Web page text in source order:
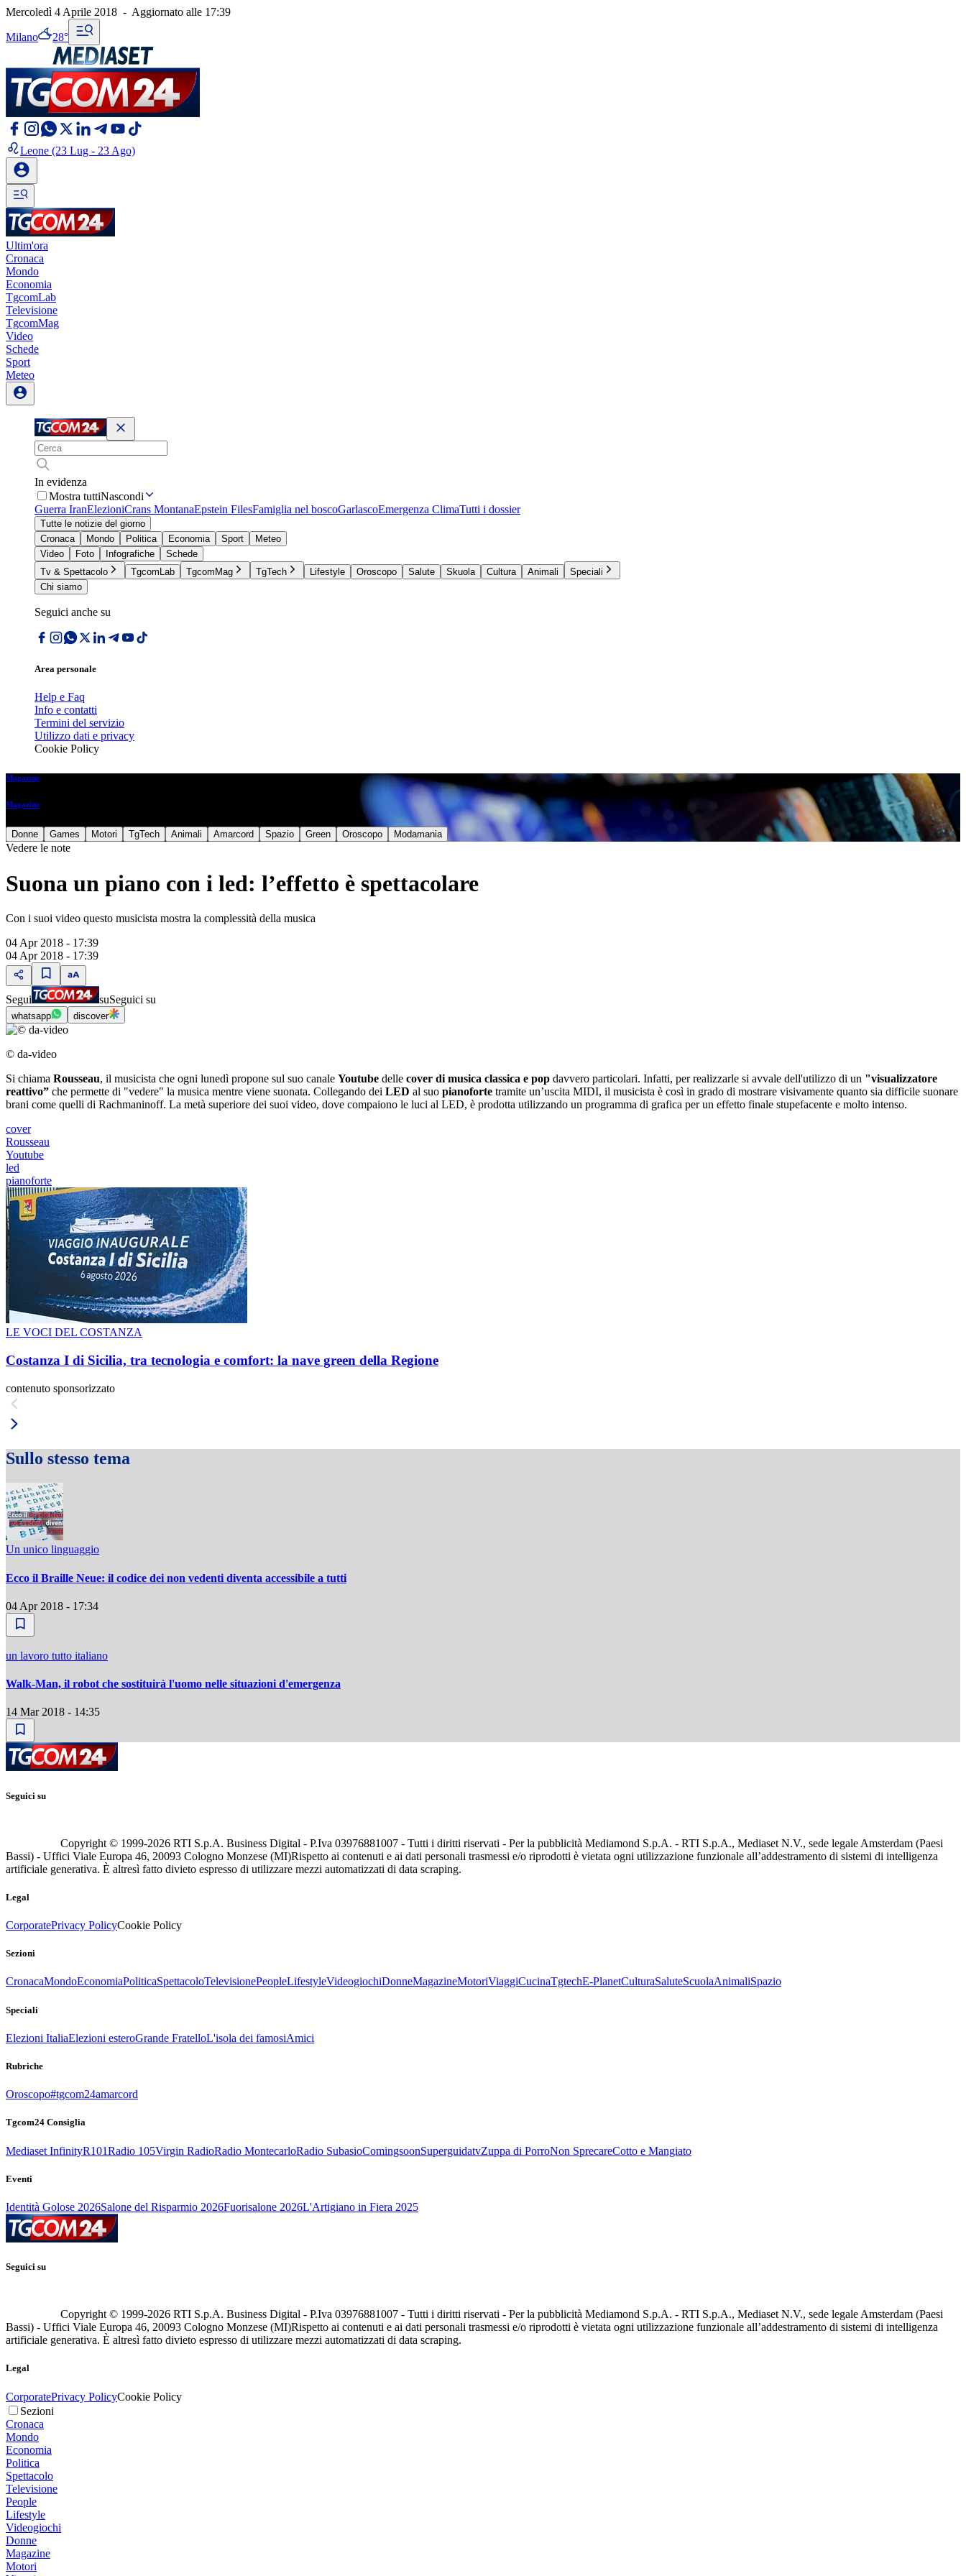
Mercoledì 4 Aprile 2018 - Aggiornato alle 17:39
Milano 28°
Leone (23 Lug - 23 Ago)
Ultim'ora
Cronaca
Mondo
Economia
TgcomLab
Televisione
TgcomMag
Video
Schede
Sport
Meteo
In evidenza
Mostra tuttiNascondi
Guerra IranElezioniCrans MontanaEpstein FilesFamiglia nel boscoGarlascoEmergenza ClimaTutti i dossier
Tutte le notizie del giorno
Cronaca
Mondo Politica Economia Sport
Meteo
Video
Foto Infografiche
Schede
Tv & Spettacolo
TgcomLab TgcomMag TgTech Lifestyle Oroscopo Salute Skuola Cultura Animali
Speciali
Chi siamo
Seguici anche su
Area personale
Help e Faq
Info e contatti
Termini del servizio
Utilizzo dati e privacy
Cookie Policy
Magazine
Magazine
Donne Games Motori TgTech Animali Amarcord Spazio Green Oroscopo Modamania
Vedere le note
Suona un piano con i led: l’effetto è spettacolare
Con i suoi video questo musicista mostra la complessità della musica
04 Apr 2018 - 17:39
04 Apr 2018 - 17:39
Segui suSeguici su
whatsapp discover
© da-video
Si chiama Rousseau, il musicista che ogni lunedì propone sul suo canale Youtube delle cover di musica classica e pop davvero particolari. Infatti, per realizzarle si avvale dell'utilizzo di un "visualizzatore
reattivo” che permette di "vedere" la musica mentre viene suonata. Collegando dei LED al suo pianoforte tramite un’uscita MIDI, il musicista è così in grado di mostrare visivamente quanto sia difficile suonare
brani come quelli di Rachmaninoff. La metà superiore dei suoi video, dove compaiono le luci al LED, è prodotta utilizzando un programma di grafica per un effetto finale stupefacente e molto intenso.
cover
Rousseau
Youtube
led
pianoforte
LE VOCI DEL COSTANZA
Costanza I di Sicilia, tra tecnologia e comfort: la nave green della Regione
contenuto sponsorizzato
Sullo stesso tema
Un unico linguaggio
Ecco il Braille Neue: il codice dei non vedenti diventa accessibile a tutti
04 Apr 2018 - 17:34
un lavoro tutto italiano
Walk-Man, il robot che sostituirà l'uomo nelle situazioni d'emergenza
14 Mar 2018 - 14:35
Seguici su
Copyright © 1999-2026 RTI S.p.A. Business Digital - P.Iva 03976881007 - Tutti i diritti riservati - Per la pubblicità Mediamond S.p.A. - RTI S.p.A., Mediaset N.V., sede legale Amsterdam (Paesi
Bassi) - Uffici Viale Europa 46, 20093 Cologno Monzese (MI)Rispetto ai contenuti e ai dati personali trasmessi e/o riprodotti è vietata ogni utilizzazione funzionale all’addestramento di sistemi di intelligenza
artificiale generativa. È altresì fatto divieto espresso di utilizzare mezzi automatizzati di data scraping.
Legal
CorporatePrivacy PolicyCookie Policy
Sezioni
CronacaMondoEconomiaPoliticaSpettacoloTelevisionePeopleLifestyleVideogiochiDonneMagazineMotoriViaggiCucinaTgtechE-PlanetCulturaSaluteScuolaAnimaliSpazio
Speciali
Elezioni ItaliaElezioni esteroGrande FratelloL'isola dei famosiAmici
Rubriche
Oroscopo#tgcom24amarcord
Tgcom24 Consiglia
Mediaset InfinityR101Radio 105Virgin RadioRadio MontecarloRadio SubasioComingsoonSuperguidatvZuppa di PorroNon SprecareCotto e Mangiato
Eventi
Identità Golose 2026Salone del Risparmio 2026Fuorisalone 2026L'Artigiano in Fiera 2025
Seguici su
Copyright © 1999-2026 RTI S.p.A. Business Digital - P.Iva 03976881007 - Tutti i diritti riservati - Per la pubblicità Mediamond S.p.A. - RTI S.p.A., Mediaset N.V., sede legale Amsterdam (Paesi
Bassi) - Uffici Viale Europa 46, 20093 Cologno Monzese (MI)Rispetto ai contenuti e ai dati personali trasmessi e/o riprodotti è vietata ogni utilizzazione funzionale all’addestramento di sistemi di intelligenza
artificiale generativa. È altresì fatto divieto espresso di utilizzare mezzi automatizzati di data scraping.
Legal
CorporatePrivacy PolicyCookie Policy
Sezioni
Cronaca
Mondo
Economia
Politica
Spettacolo
Televisione
People
Lifestyle
Videogiochi
Donne
Magazine
Motori